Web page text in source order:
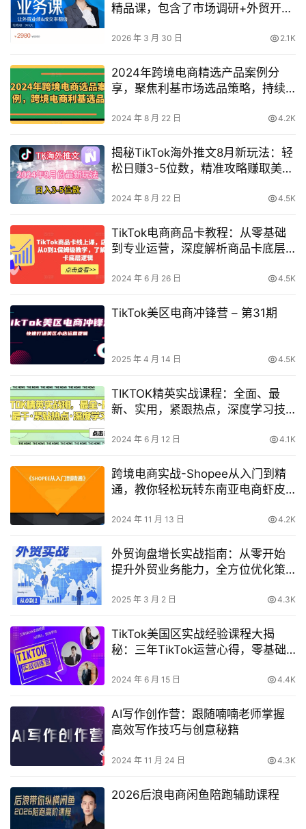
精品课，包含了市场调研+外贸开发
2026 年 3 月 30 日 2.1K
2024年跨境电商精选产品案例分
享，聚焦利基市场选品策略，持续
2024 年 8 月 22 日 4.2K
揭秘TikTok海外推文8月新玩法：轻
松日赚3-5位数，精准攻略赚取美国
2024 年 8 月 22 日 4.5K
TikTok电商商品卡教程：从零基础
到专业运营，深度解析商品卡底层
2024 年 6 月 26 日 4.5K
TikTok美区电商冲锋营 – 第31期
2025 年 4 月 14 日 4.5K
TIKTOK精英实战课程：全面、最
新、实用，紧跟热点，深度学习技
2024 年 6 月 12 日 4.1K
跨境电商实战-Shopee从入门到精
通，教你轻松玩转东南亚电商虾皮
2024 年 11 月 13 日 4.2K
外贸询盘增长实战指南：从零开始
提升外贸业务能力，全方位优化策
2025 年 3 月 2 日 4.3K
TikTok美国区实战经验课程大揭
秘：三年TikTok运营心得，零基础
2024 年 6 月 15 日 4.4K
AI写作创作营：跟随喃喃老师掌握
高效写作技巧与创意秘籍
2024 年 11 月 24 日 4.3K
2026后浪电商闲鱼陪跑辅助课程